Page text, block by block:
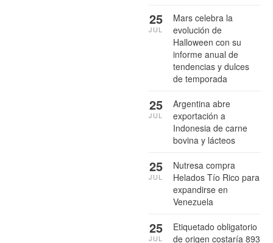
Mars celebra la
evolución de
Halloween con su
informe anual de
tendencias y dulces
de temporada
25
JUL
Argentina abre
exportación a
Indonesia de carne
bovina y lácteos
25
JUL
Nutresa compra
Helados Tío Rico para
expandirse en
Venezuela
25
JUL
Etiquetado obligatorio
de origen costaría 893
25
JUL